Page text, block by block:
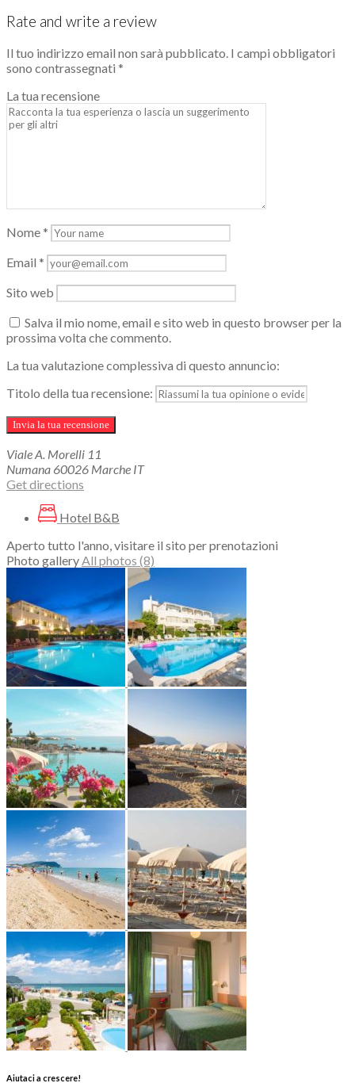
Rate and write a review
Il tuo indirizzo email non sarà pubblicato. I campi obbligatori
sono contrassegnati *
La tua recensione
Nome*
Email *
Sito web
Salva il mio nome, email e sito web in questo browser per la
prossima volta che commento.
La tua valutazione complessiva di questo annuncio:
Titolo della tua recensione:
Viale A. Morelli 11
Numana 60026 Marche IT
Get directions
Hotel B&B
Aperto tutto l'anno, visitare il sito per prenotazioni
Photo galleryAll photos (8)
Aiutaci a crescere!